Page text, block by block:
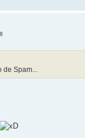
de Spam...